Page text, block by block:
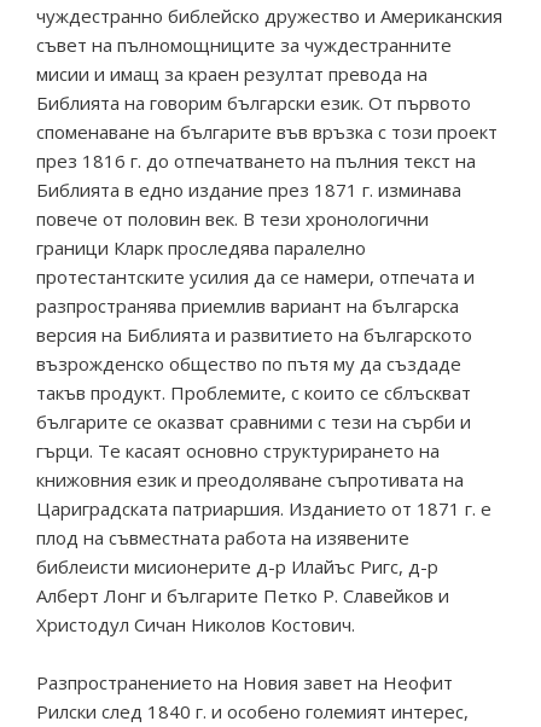
чуждестранно библейско дружество и Американския
съвет на пълномощниците за чуждестранните
мисии и имащ за краен резултат превода на
Библията на говорим български език. От първото
споменаване на българите във връзка с този проект
през 1816 г. до отпечатването на пълния текст на
Библията в едно издание през 1871 г. изминава
повече от половин век. В тези хронологични
граници Кларк проследява паралелно
протестантските усилия да се намери, отпечата и
разпространява приемлив вариант на българска
версия на Библията и развитието на българското
възрожденско общество по пътя му да създаде
такъв продукт. Проблемите, с които се сблъскват
българите се оказват сравними с тези на сърби и
гърци. Те касаят основно структурирането на
книжовния език и преодоляване съпротивата на
Цариградската патриаршия. Изданието от 1871 г. е
плод на съвместната работа на изявените
библеисти мисионерите д-р Илайъс Ригс, д-р
Алберт Лонг и българите Петко Р. Славейков и
Христодул Сичан Николов Костович.
Разпространението на Новия завет на Неофит
Рилски след 1840 г. и особено големият интерес,